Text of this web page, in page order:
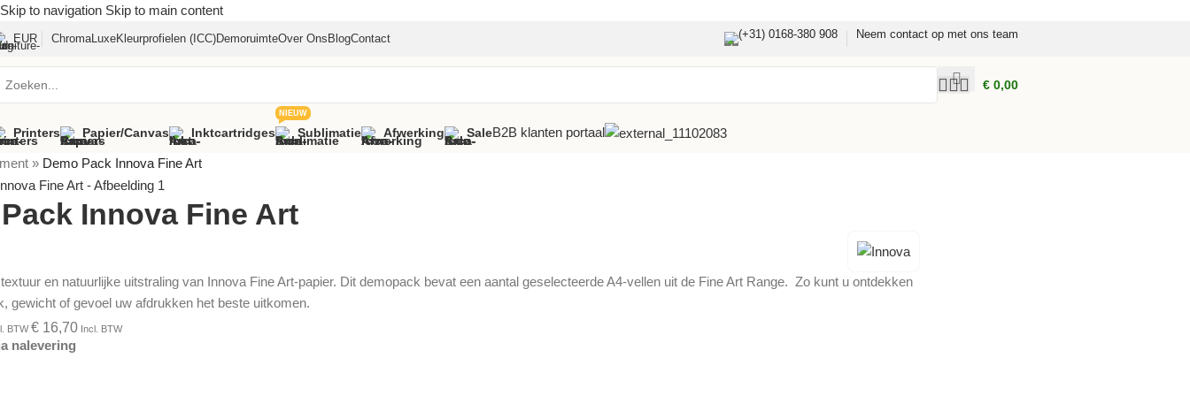
Skip to navigation Skip to main content
EUR ChromaLuxeKleurprofielen (ICC)DemoruimteOver Ons BlogContact (+31) 0168-380 908 Neem contact op met ons team
€ 0,00
Printers Papier/canvas Inktcartridges Sublimatie
NIEUW
Afwerking SaleB2B klanten portaal
» Demo Pack Innova Fine Art
Innova Fine Art
en natuurlijke uitstraling van Innova Fine Art-papier. Dit demopack bevat een aantal geselecteerde A4-vellen uit de Fine Art Range. Zo kunt u ontdekken
gewicht of gevoel uw afdrukken het beste uitkomen.
BTW€ 16,70 Incl. BTW
nalevering